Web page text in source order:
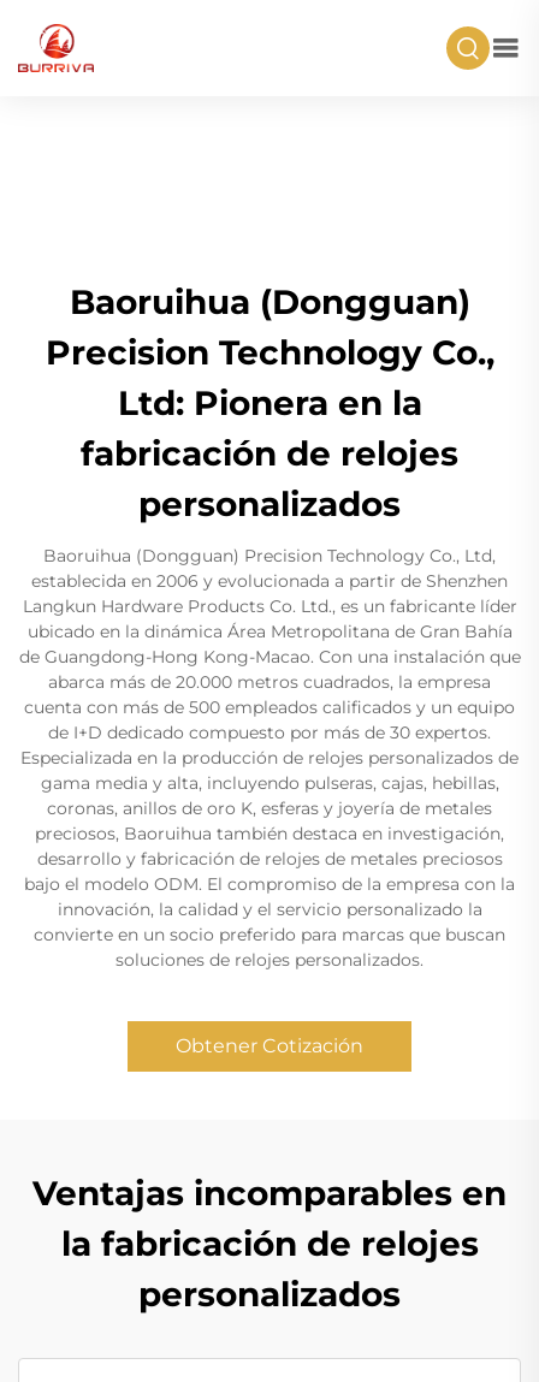
Baoruihua (Dongguan)
Precision Technology Co.,
Ltd: Pionera en la
fabricación de relojes
personalizados
Baoruihua (Dongguan) Precision Technology Co., Ltd,
establecida en 2006 y evolucionada a partir de Shenzhen
Langkun Hardware Products Co. Ltd., es un fabricante líder
ubicado en la dinámica Área Metropolitana de Gran Bahía
de Guangdong-Hong Kong-Macao. Con una instalación que
abarca más de 20.000 metros cuadrados, la empresa
cuenta con más de 500 empleados calificados y un equipo
de I+D dedicado compuesto por más de 30 expertos.
Especializada en la producción de relojes personalizados de
gama media y alta, incluyendo pulseras, cajas, hebillas,
coronas, anillos de oro K, esferas y joyería de metales
preciosos, Baoruihua también destaca en investigación,
desarrollo y fabricación de relojes de metales preciosos
bajo el modelo ODM. El compromiso de la empresa con la
innovación, la calidad y el servicio personalizado la
convierte en un socio preferido para marcas que buscan
soluciones de relojes personalizados.
Obtener Cotización
Ventajas incomparables en
la fabricación de relojes
personalizados